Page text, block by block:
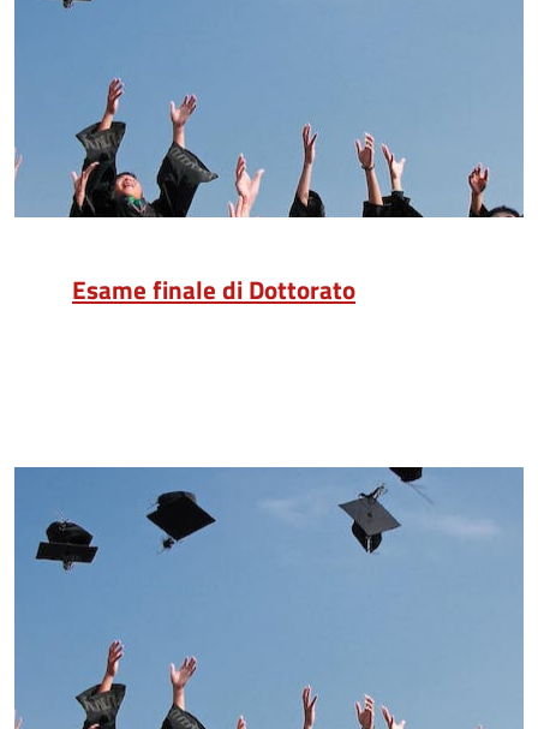
Esame finale di Dottorato